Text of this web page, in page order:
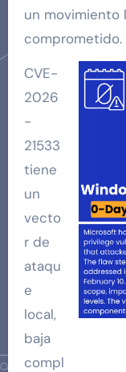
un movimiento
comprometido.
CVE-
2026
-
21533
tiene
un
vecto
r de
ataqu
e
local,
baja
compl